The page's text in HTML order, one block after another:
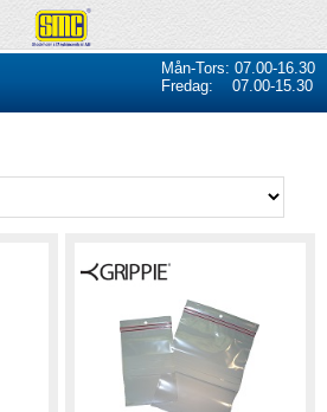
Mån-Tors: 07.00-16.30
Fredag: 07.00-15.30